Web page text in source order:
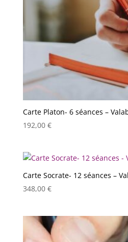
Carte Platon- 6 séances –
192,00 €
Carte Socrate- 12 séances –
348,00 €